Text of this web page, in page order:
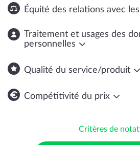
Équité des relations avec
Traitement et usages des
personnelles
Qualité du service/produit
Compétitivité du prix
Critères de